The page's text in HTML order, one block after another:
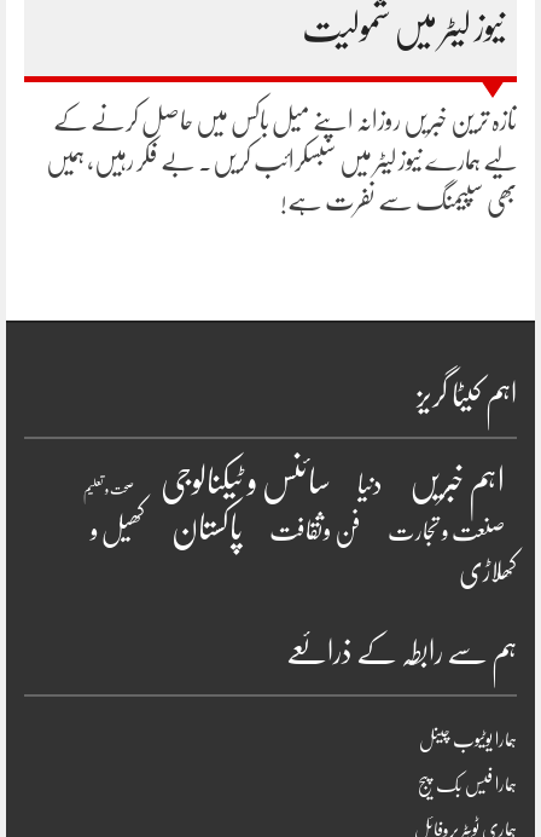
نیوز لیٹر میں شمولیت
تازہ ترین خبریں روزانہ اپنے میل باکس میں حاصل کرنے کے
لیے ہمارے نیوز لیٹر میں سبسکرائب کریں۔ بے فکر رہیں، ہمیں
بھی سپیمنگ سے نفرت ہے!
اہم کیٹا گریز
اہم خبریں دنیا سائنس و ٹیکنالوجی صحت و تعلیم
صنعت و تجارت فن وثقافت پاکستان
کھیل و
کھلاڑی
ہم سے رابطہ کے ذرائعے
ہمارا یوٹیوب چینل
ہمارا فیس بک پیج
ہماری ٹویٹر پروفائل